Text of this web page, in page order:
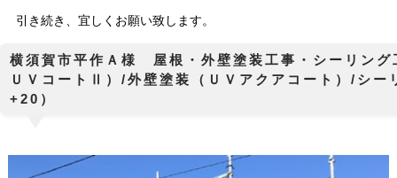
引き続き、宜しくお願い致します。
横須賀市平作Ａ様 屋根・外壁塗
ＵＶコートⅡ）/外壁塗装（ＵＶアクアコート）/シー